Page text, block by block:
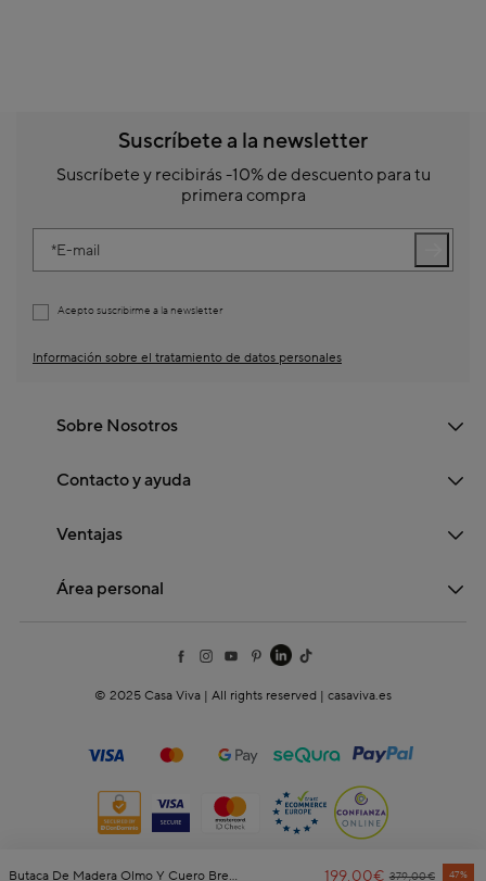
Butaca De Madera Olmo Y Cuero Brena 60x49x76cm Clau&Chloe Price Reduced
379,00€
To 47%
199,00€
Suscríbete a la newsletter
Suscríbete y recibirás -10% de descuento para tu
primera compra
E-mail
Acepto suscribirme a la newsletter
Información sobre el tratamiento de datos personales
Sobre Nosotros
Contacto y ayuda
Ventajas
Área personal
© 2025 Casa Viva | All rights reserved | casaviva.es